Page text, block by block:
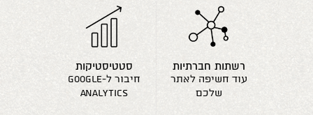
רשתות חברתיות
עוד חשיפה לאתר
שלכם
סטטיסטיקות
חיבור ל-google
analytics